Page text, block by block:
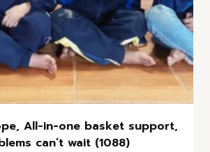
All-in-one basket support,
can’t wait (1088)